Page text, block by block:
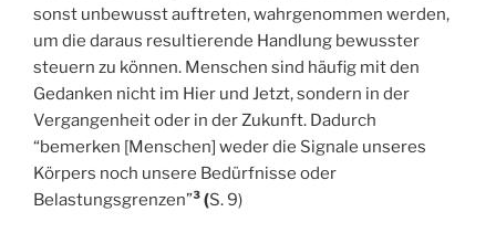
sonst unbewusst auftreten, wahrgenommen werden,
um die daraus resultierende Handlung bewusster
steuern zu können. Menschen sind häufig mit den
Gedanken nicht im Hier und Jetzt, sondern in der
Vergangenheit oder in der Zukunft. Dadurch
“bemerken [Menschen] weder die Signale unseres
Körpers noch unsere Bedürfnisse oder
Belastungsgrenzen”³ (S. 9)